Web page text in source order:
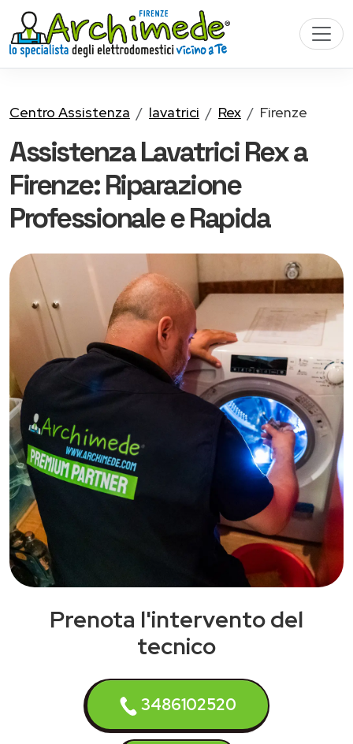
Centro Assistenza lavatrici Rex Firenze
Assistenza Lavatrici Rex a
Firenze: Riparazione
Professionale e Rapida
Prenota l'intervento del
tecnico
3486102520